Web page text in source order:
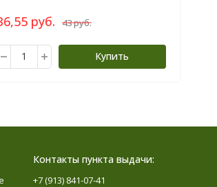
руб. 43 руб.
Купить
Контакты пункта выдачи:
+7 (913) 841-07-41